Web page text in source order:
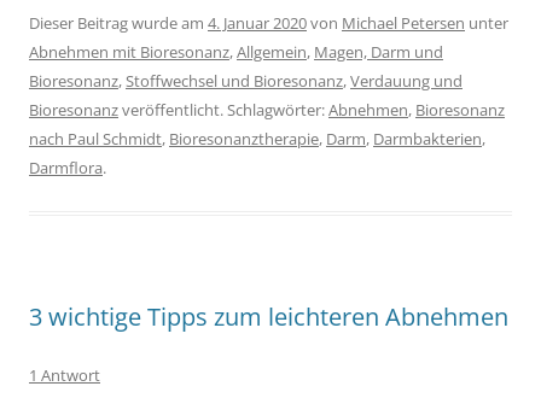
Dieser Beitrag wurde am 4. Januar 2020von Michael Petersen unter
Abnehmen mit Bioresonanz,Allgemein, Magen, Darm und
Bioresonanz, Stoffwechsel und Bioresonanz,Verdauung und
Bioresonanzveröffentlicht. Schlagwörter:Abnehmen, Bioresonanz
nach Paul Schmidt, Bioresonanztherapie, Darm, Darmbakterien,
Darmflora.
3 wichtige Tipps zum leichteren Abnehmen
1 Antwort